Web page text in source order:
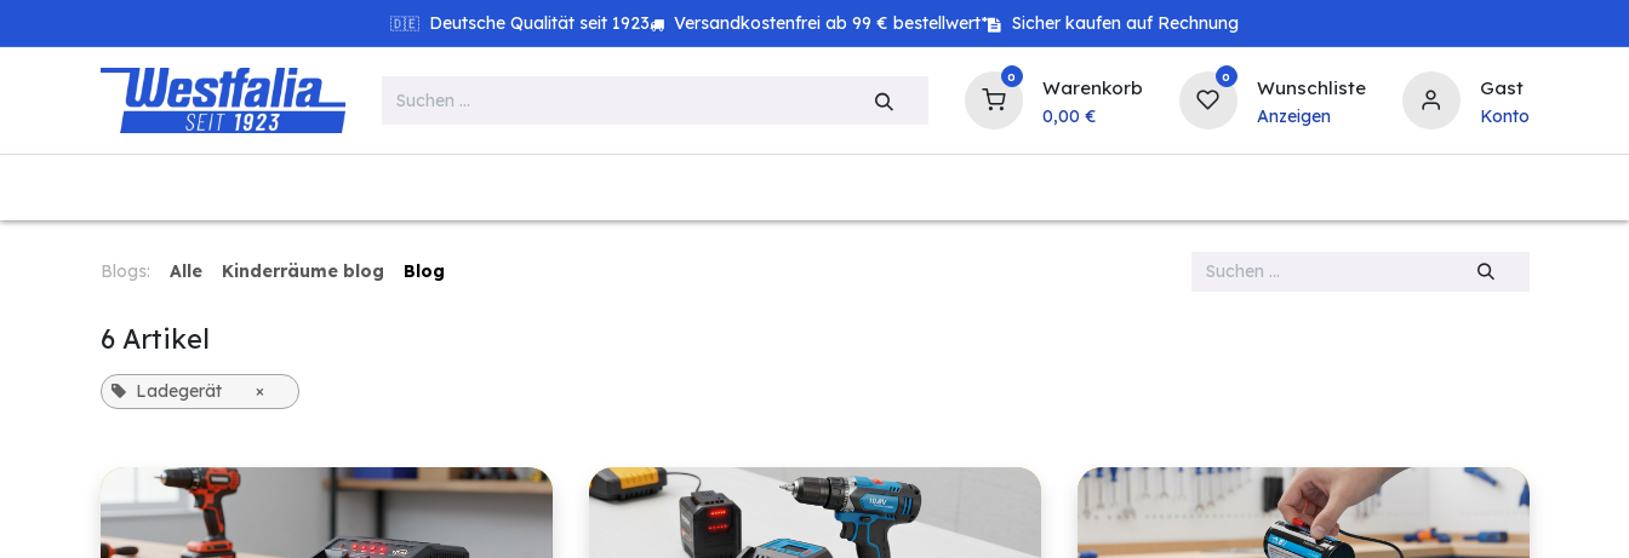
🇩🇪 Deutsche Qualität seit 1923 Versandkostenfrei ab 99 € bestellwert* Sicher kaufen auf Rechnung
0 Warenkorb
0,00 €
0 Wunschliste
Anzeigen
Gast
Konto
Blogs: Alle Kinderräume blog Blog
6 Artikel
Ladegerät ×